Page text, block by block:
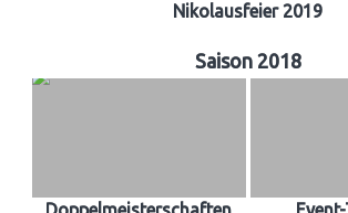
Nikolausfeier 2019
Saison 2018